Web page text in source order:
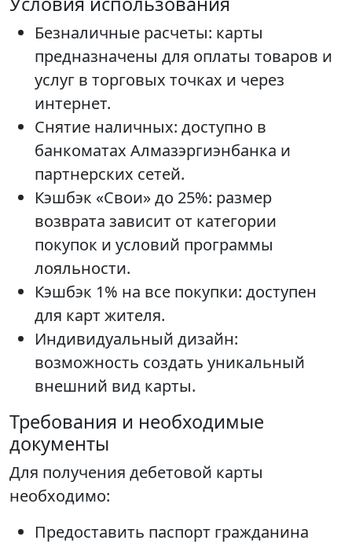
Безналичные расчеты: карты
предназначены для оплаты товаров и
услуг в торговых точках и через
интернет.
Снятие наличных: доступно в
банкоматах Алмазэргиэнбанка и
партнерских сетей.
Кэшбэк «Свои» до 25%: размер
возврата зависит от категории
покупок и условий программы
лояльности.
Кэшбэк 1% на все покупки: доступен
для карт жителя.
Индивидуальный дизайн:
возможность создать уникальный
внешний вид карты.
Требования и необходимые
документы
Для получения дебетовой карты
необходимо:
Предоставить паспорт гражданина